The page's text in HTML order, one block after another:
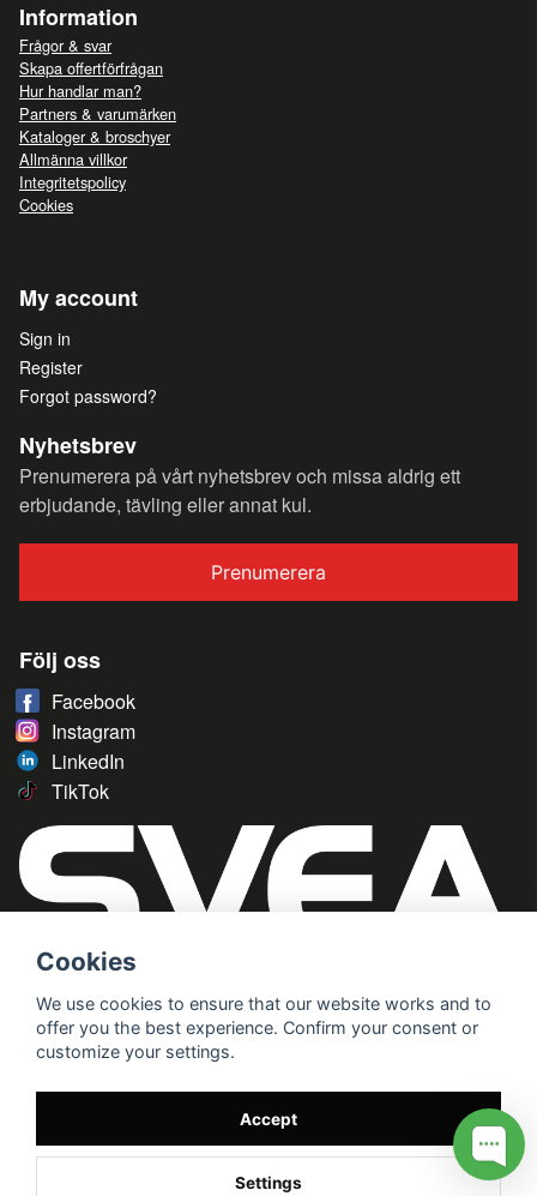
Information
Frågor & svar
Skapa offertförfrågan
Hur handlar man?
Partners & varumärken
Kataloger & broschyer
Allmänna villkor
Integritetspolicy
Cookies
My account
Sign in
Register
Forgot password?
Nyhetsbrev
Prenumerera på vårt nyhetsbrev och missa aldrig ett
erbjudande, tävling eller annat kul.
Prenumerera
Följ oss
Facebook
Instagram
LinkedIn
TikTok
Cookies
We use cookies to ensure that our website works and to
offer you the best experience. Confirm your consent or
customize your settings.
Accept
Settings